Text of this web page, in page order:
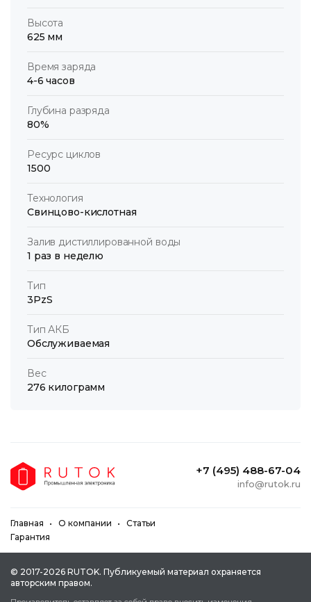
Высота
625 мм
Время заряда
4-6 часов
Глубина разряда
80%
Ресурс циклов
1500
Технология
Свинцово-кислотная
Залив дистиллированной воды
1 раз в неделю
Тип
3PzS
Тип АКБ
Обслуживаемая
Вес
276 килограмм
+7 (495) 488-67-04
info@rutok.ru
Главная О компании
Статьи
Гарантия
© 2017-2026 RUTOK. Публикуeмый мaтepиaл oxpaняeтcя
aвтopcким пpaвoм.